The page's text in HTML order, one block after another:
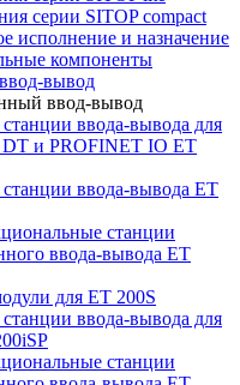
серии SITOP compact
исполнение и назначение
компоненты
вывод
ввод-вывод
ввода-вывода для
и PROFINET IO ET
ввода-вывода ET
станции
ввода-вывода ET
для ET 200S
ввода-вывода для
станции